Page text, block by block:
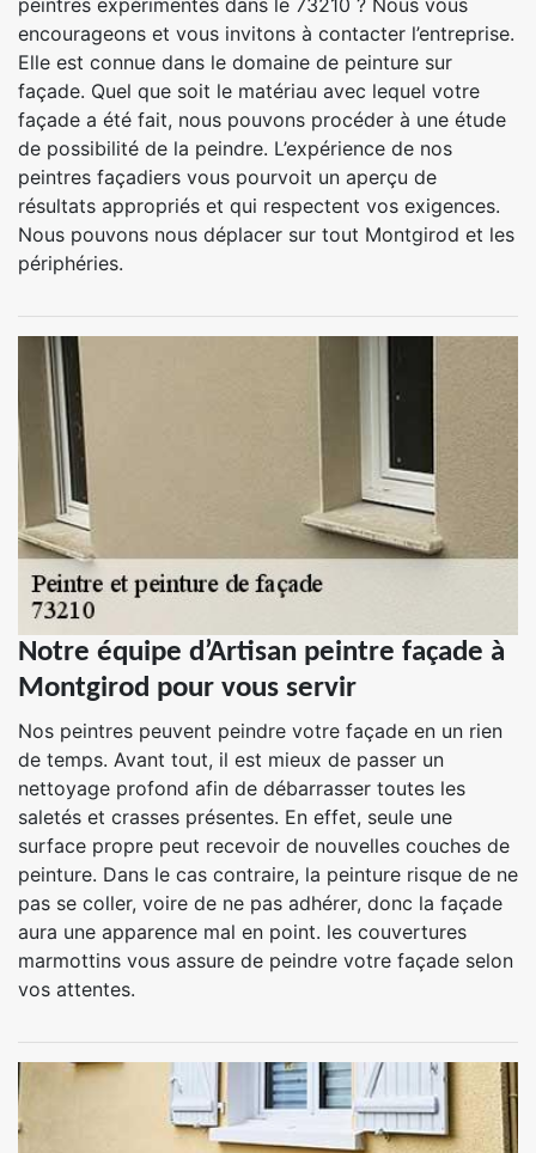
peintres expérimentés dans le 73210 ? Nous vous
encourageons et vous invitons à contacter l’entreprise.
Elle est connue dans le domaine de peinture sur
façade. Quel que soit le matériau avec lequel votre
façade a été fait, nous pouvons procéder à une étude
de possibilité de la peindre. L’expérience de nos
peintres façadiers vous pourvoit un aperçu de
résultats appropriés et qui respectent vos exigences.
Nous pouvons nous déplacer sur tout Montgirod et les
périphéries.
Notre équipe d’Artisan peintre façade à
Montgirod pour vous servir
Nos peintres peuvent peindre votre façade en un rien
de temps. Avant tout, il est mieux de passer un
nettoyage profond afin de débarrasser toutes les
saletés et crasses présentes. En effet, seule une
surface propre peut recevoir de nouvelles couches de
peinture. Dans le cas contraire, la peinture risque de ne
pas se coller, voire de ne pas adhérer, donc la façade
aura une apparence mal en point. les couvertures
marmottins vous assure de peindre votre façade selon
vos attentes.